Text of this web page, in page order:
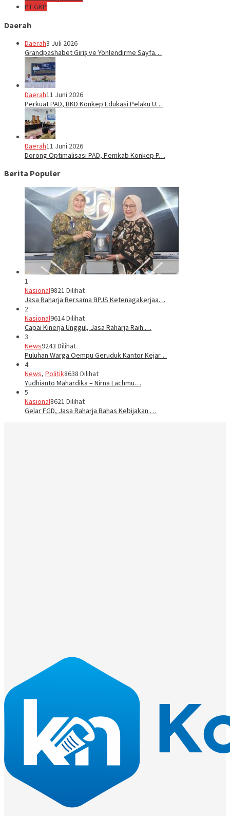
PT GKP
Daerah
Daerah3 Juli 2026
Grandpashabet Giriş ve Yönlendirme Sayfa…
Daerah11 Juni 2026
Perkuat PAD, BKD Konkep Edukasi Pelaku U…
Daerah11 Juni 2026
Dorong Optimalisasi PAD, Pemkab Konkep P…
Berita Populer
1
Nasional9821 Dilihat
Jasa Raharja Bersama BPJS Ketenagakerjaa…
2
Nasional9614 Dilihat
Capai Kinerja Unggul, Jasa Raharja Raih …
3
News9243 Dilihat
Puluhan Warga Oempu Geruduk Kantor Kejar…
4
News, Politik8638 Dilihat
Yudhianto Mahardika – Nirna Lachmu…
5
Nasional8621 Dilihat
Gelar FGD, Jasa Raharja Bahas Kebijakan …